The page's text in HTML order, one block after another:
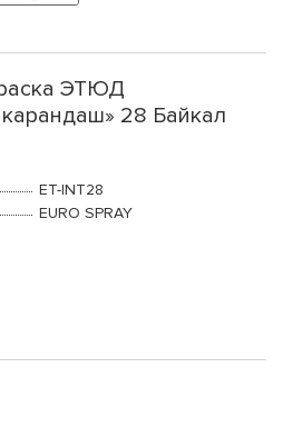
ЭТЮД
28 Байкал
ET-INT28
EURO SPRAY